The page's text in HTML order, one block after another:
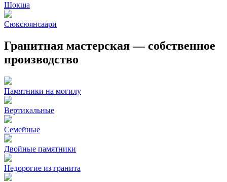
Шокша
Сюксюянсаари
Гранитная мастерская — собственное
производство
Памятники на могилу
Вертикальные
Семейные
Двойные памятники
Недорогие из гранита